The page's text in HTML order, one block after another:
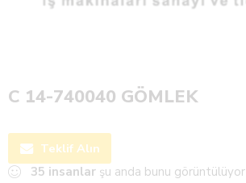
C 14-740040 GÖMLEK
Teklif Alın
35 insanlar şu anda bunu görüntülüyor